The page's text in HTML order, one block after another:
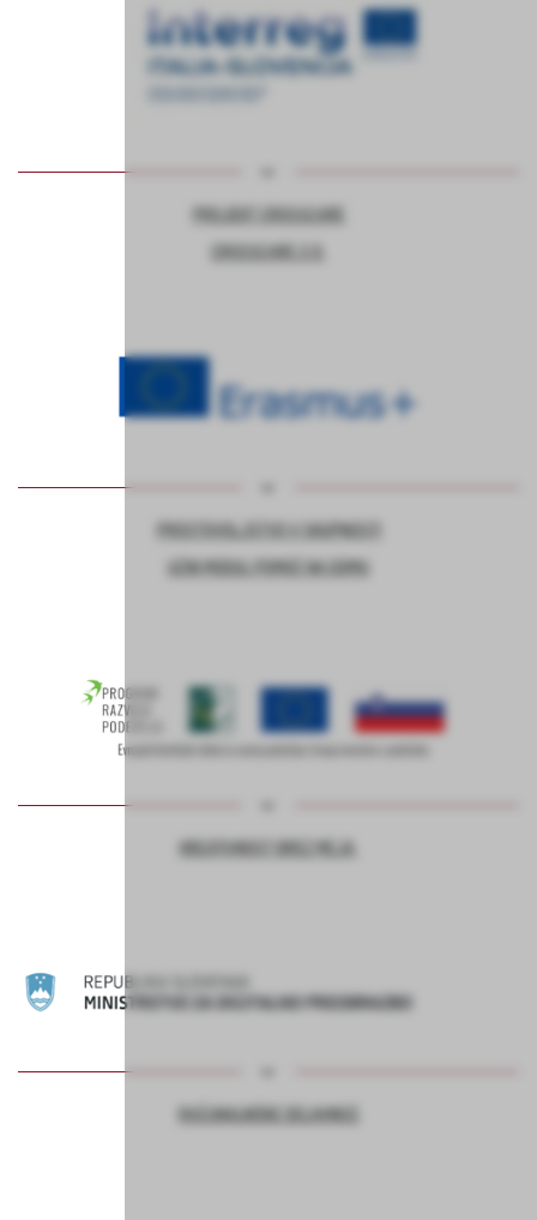
PROJEKT CROSSCARE
CROSSCARE 2.0
PROSTOVOLJSTVO V SKUPNOSTI
UČNI MODUL POMOČ NA DOMU
KREATIVNOST BREZ MEJA
RAČUNALNIŠKE DELAVNICE